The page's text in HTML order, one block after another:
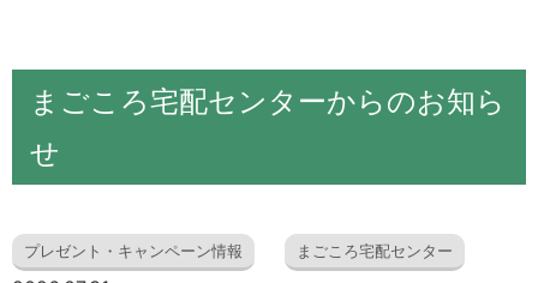
まごころ宅配センターからのお知ら
せ
プレゼント・キャンペーン情報 まごころ宅配センター